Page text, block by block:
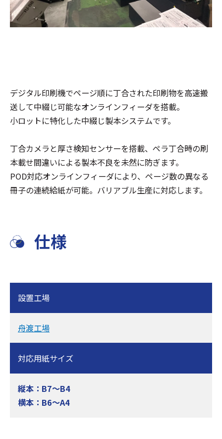
デジタル印刷機でページ順に丁合された印刷物を高速搬
送して中綴じ可能なオンラインフィーダを搭載。
小ロットに特化した中綴じ製本システムです。
丁合カメラと厚さ検知センサーを搭載、ペラ丁合時の刷
本載せ間違いによる製本不良を未然に防ぎます。
POD対応オンラインフィーダにより、ページ数の異なる
冊子の連続給紙が可能。バリアブル生産に対応します。
仕様
設置工場
舟渡工場
対応用紙サイズ
縦本：B7〜B4
横本：B6〜A4